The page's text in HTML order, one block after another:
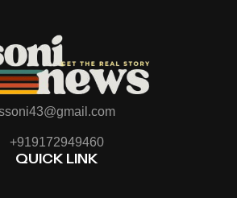
+919172949460
QUICK LINK